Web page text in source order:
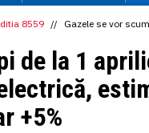
1 CHF= 5.2813
1 CNY= 0.6015
1 DKK
= 0.6668
1 EGP
= 0.0860
1 HUF
= 1.2223
1 INR= 0.0513
8559 // Gazele se vor
de la 1
+5%